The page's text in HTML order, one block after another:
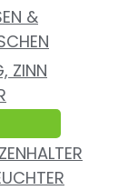
&
ZINN